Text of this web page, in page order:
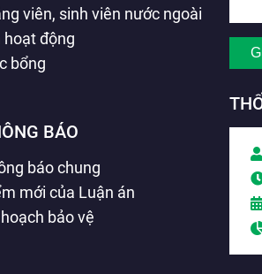
viên, sinh viên nước ngoài
hoạt động
bổng
BÁO
báo chung
mới của Luận án
bảo vệ